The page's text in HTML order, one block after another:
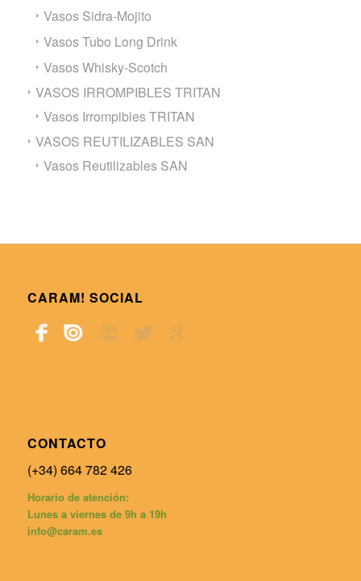
Vasos Sidra-Mojito
Vasos Tubo Long Drink
Vasos Whisky-Scotch
VASOS IRROMPIBLES TRITAN
Vasos Irrompibles TRITAN
VASOS REUTILIZABLES SAN
Vasos Reutilizables SAN
CARAM! SOCIAL
CONTACTO
(+34) 664 782 426
Horario de atención:
Lunes a viernes de 9h a 19h
info@caram.es